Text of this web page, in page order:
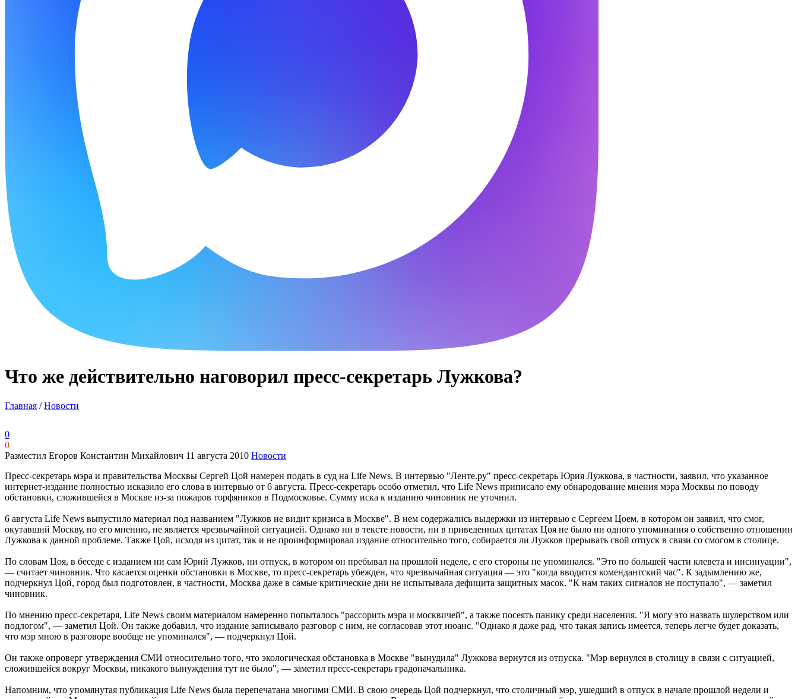
Что же действительно наговорил пресс-секретарь Лужкова?
Главная /Новости
0
0
Разместил Егоров Константин Михайлович 11 августа 2010 Новости
Пресс-секретарь мэра и правительства Москвы Сергей Цой намерен подать в суд на Life News. В интервью "Ленте.ру" пресс-секретарь Юрия Лужкова, в частности, заявил, что указанное
интернет-издание полностью исказило его слова в интервью от 6 августа. Пресс-секретарь особо отметил, что Life News приписало ему обнародование мнения мэра Москвы по поводу
обстановки, сложившейся в Москве из-за пожаров торфяников в Подмосковье. Сумму иска к изданию чиновник не уточнил.
6 августа Life News выпустило материал под названием "Лужков не видит кризиса в Москве". В нем содержались выдержки из интервью с Сергеем Цоем, в котором он заявил, что смог,
окутавший Москву, по его мнению, не является чрезвычайной ситуацией. Однако ни в тексте новости, ни в приведенных цитатах Цоя не было ни одного упоминания о собственно отношении
Лужкова к данной проблеме. Также Цой, исходя из цитат, так и не проинформировал издание относительно того, собирается ли Лужков прерывать свой отпуск в связи со смогом в столице.
По словам Цоя, в беседе с изданием ни сам Юрий Лужков, ни отпуск, в котором он пребывал на прошлой неделе, с его стороны не упоминался. "Это по большей части клевета и инсинуации",
— считает чиновник. Что касается оценки обстановки в Москве, то пресс-секретарь убежден, что чрезвычайная ситуация — это "когда вводится комендантский час". К задымлению же,
подчеркнул Цой, город был подготовлен, в частности, Москва даже в самые критические дни не испытывала дефицита защитных масок. "К нам таких сигналов не поступало", — заметил
чиновник.
По мнению пресс-секретаря, Life News своим материалом намеренно попыталось "рассорить мэра и москвичей", а также посеять панику среди населения. "Я могу это назвать шулерством или
подлогом", — заметил Цой. Он также добавил, что издание записывало разговор с ним, не согласовав этот нюанс. "Однако я даже рад, что такая запись имеется, теперь легче будет доказать,
что мэр мною в разговоре вообще не упоминался", — подчеркнул Цой.
Он также опроверг утверждения СМИ относительно того, что экологическая обстановка в Москве "вынудила" Лужкова вернутся из отпуска. "Мэр вернулся в столицу в связи с ситуацией,
сложившейся вокруг Москвы, никакого вынуждения тут не было", — заметил пресс-секретарь градоначальника.
Напомним, что упомянутая публикация Life News была перепечатана многими СМИ. В свою очередь Цой подчеркнул, что столичный мэр, ушедший в отпуск в начале прошлой недели и